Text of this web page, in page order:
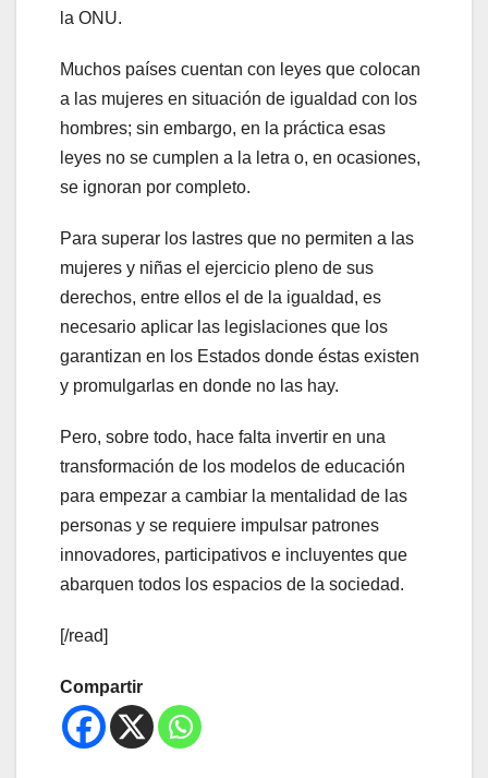
la ONU.
Muchos países cuentan con leyes que colocan
a las mujeres en situación de igualdad con los
hombres; sin embargo, en la práctica esas
leyes no se cumplen a la letra o, en ocasiones,
se ignoran por completo.
Para superar los lastres que no permiten a las
mujeres y niñas el ejercicio pleno de sus
derechos, entre ellos el de la igualdad, es
necesario aplicar las legislaciones que los
garantizan en los Estados donde éstas existen
y promulgarlas en donde no las hay.
Pero, sobre todo, hace falta invertir en una
transformación de los modelos de educación
para empezar a cambiar la mentalidad de las
personas y se requiere impulsar patrones
innovadores, participativos e incluyentes que
abarquen todos los espacios de la sociedad.
[/read]
Compartir